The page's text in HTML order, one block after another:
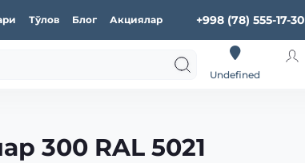
Тўлов Блог Акциялар +998 (78) 555-17-30
Undefined
300 RAL 5021